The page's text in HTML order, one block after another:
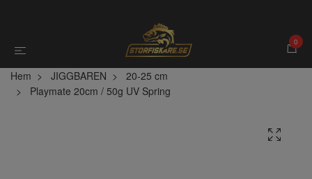
0
Hem JIGGBAREN
20-25 cm
Playmate 20cm / 50g UV Spring